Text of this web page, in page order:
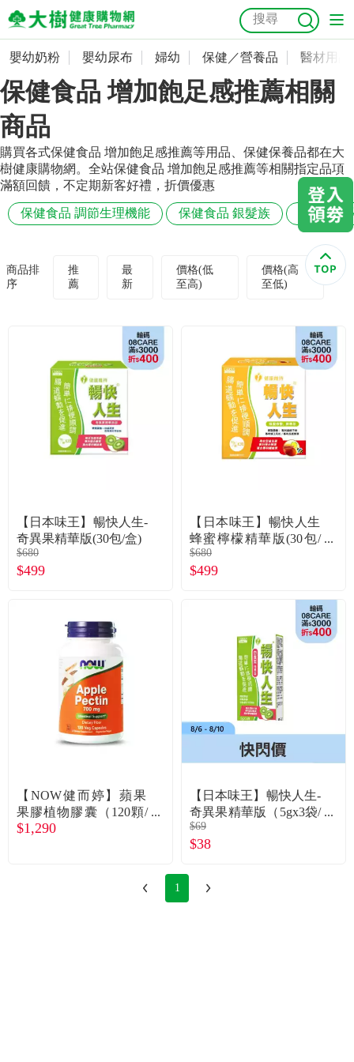
嬰幼奶粉
嬰幼尿布
婦幼
保健／營養品
成人照護
食品／健康食補
名人嚴選
關於我們
抗菌
奶瓶奶嘴
會員資料及密碼修改
常用收件人清單
訂單查詢
收藏清單
購物金查詢
優惠券查詢
嬰幼奶粉 嬰幼尿布 婦幼 保健／營養品 醫材用品
保健食品 增加飽足感推薦相關
商品
購買各式保健食品 增加飽足感推薦等用品、保健保養品都在大
樹健康購物網。全站保健食品 增加飽足感推薦等相關指定品項
滿額回饋，不定期新客好禮，折價優惠
保健食品 調節生理機能 保健食品 銀髮族 保健食
商品排
序
推
薦
最
新
價格(低
至高)
價格(高
至低)
【日本味王】暢快人生-
奇異果精華版(30包/盒)
$680
$499
【日本味王】暢快人生
蜂蜜檸檬精華版(30包/
盒)
$680
$499
【NOW健而婷】蘋果
果膠植物膠囊（120顆/
瓶）廠商直送
$1,290
【日本味王】暢快人生-
奇異果精華版（5gx3袋/
盒）
$69
$38
1